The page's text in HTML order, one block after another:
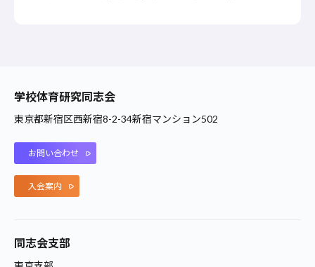
学校体育研究同志会
東京都新宿区西新宿8-2-34新宿マンション502
お問い合わせ
入会案内
同志会支部